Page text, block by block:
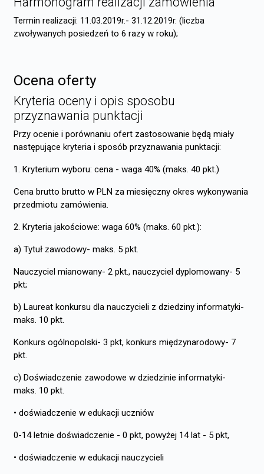
Termin realizacji: 11.03.2019r.- 31.12.2019r. (liczba
zwoływanych posiedzeń to 6 razy w roku);
Ocena oferty
Kryteria oceny i opis sposobu
przyznawania punktacji
Przy ocenie i porównaniu ofert zastosowanie będą miały
następujące kryteria i sposób przyznawania punktacji:
1. Kryterium wyboru: cena - waga 40% (maks. 40 pkt.)
Cena brutto brutto w PLN za miesięczny okres wykonywania
przedmiotu zamówienia.
2. Kryteria jakościowe: waga 60% (maks. 60 pkt.):
a) Tytuł zawodowy- maks. 5 pkt.
Nauczyciel mianowany- 2 pkt., nauczyciel dyplomowany- 5
pkt;
b) Laureat konkursu dla nauczycieli z dziedziny informatyki-
maks. 10 pkt.
Konkurs ogólnopolski- 3 pkt, konkurs międzynarodowy- 7
pkt.
c) Doświadczenie zawodowe w dziedzinie informatyki-
maks. 10 pkt.
• doświadczenie w edukacji uczniów
0-14 letnie doświadczenie - 0 pkt, powyżej 14 lat - 5 pkt,
• doświadczenie w edukacji nauczycieli